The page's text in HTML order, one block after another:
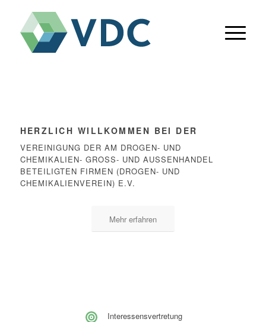
HERZLICH WILLKOMMEN BEI DER
VEREINIGUNG DER AM DROGEN- UND
CHEMIKALIEN- GROSS- UND AUSSENHANDEL BE
TEILIGTEN FIRMEN (DROGEN- UND CH
EMIKALIENVEREIN) E.V.
Mehr erfahren
Interessensvertretung